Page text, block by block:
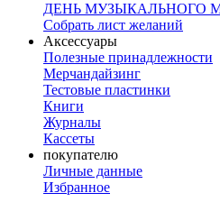
ДЕНЬ МУЗЫКАЛЬНОГО
Собрать лист желаний
Аксессуары
Полезные принадлежности
Мерчандайзинг
Тестовые пластинки
Книги
Журналы
Кассеты
покупателю
Личные данные
Избранное